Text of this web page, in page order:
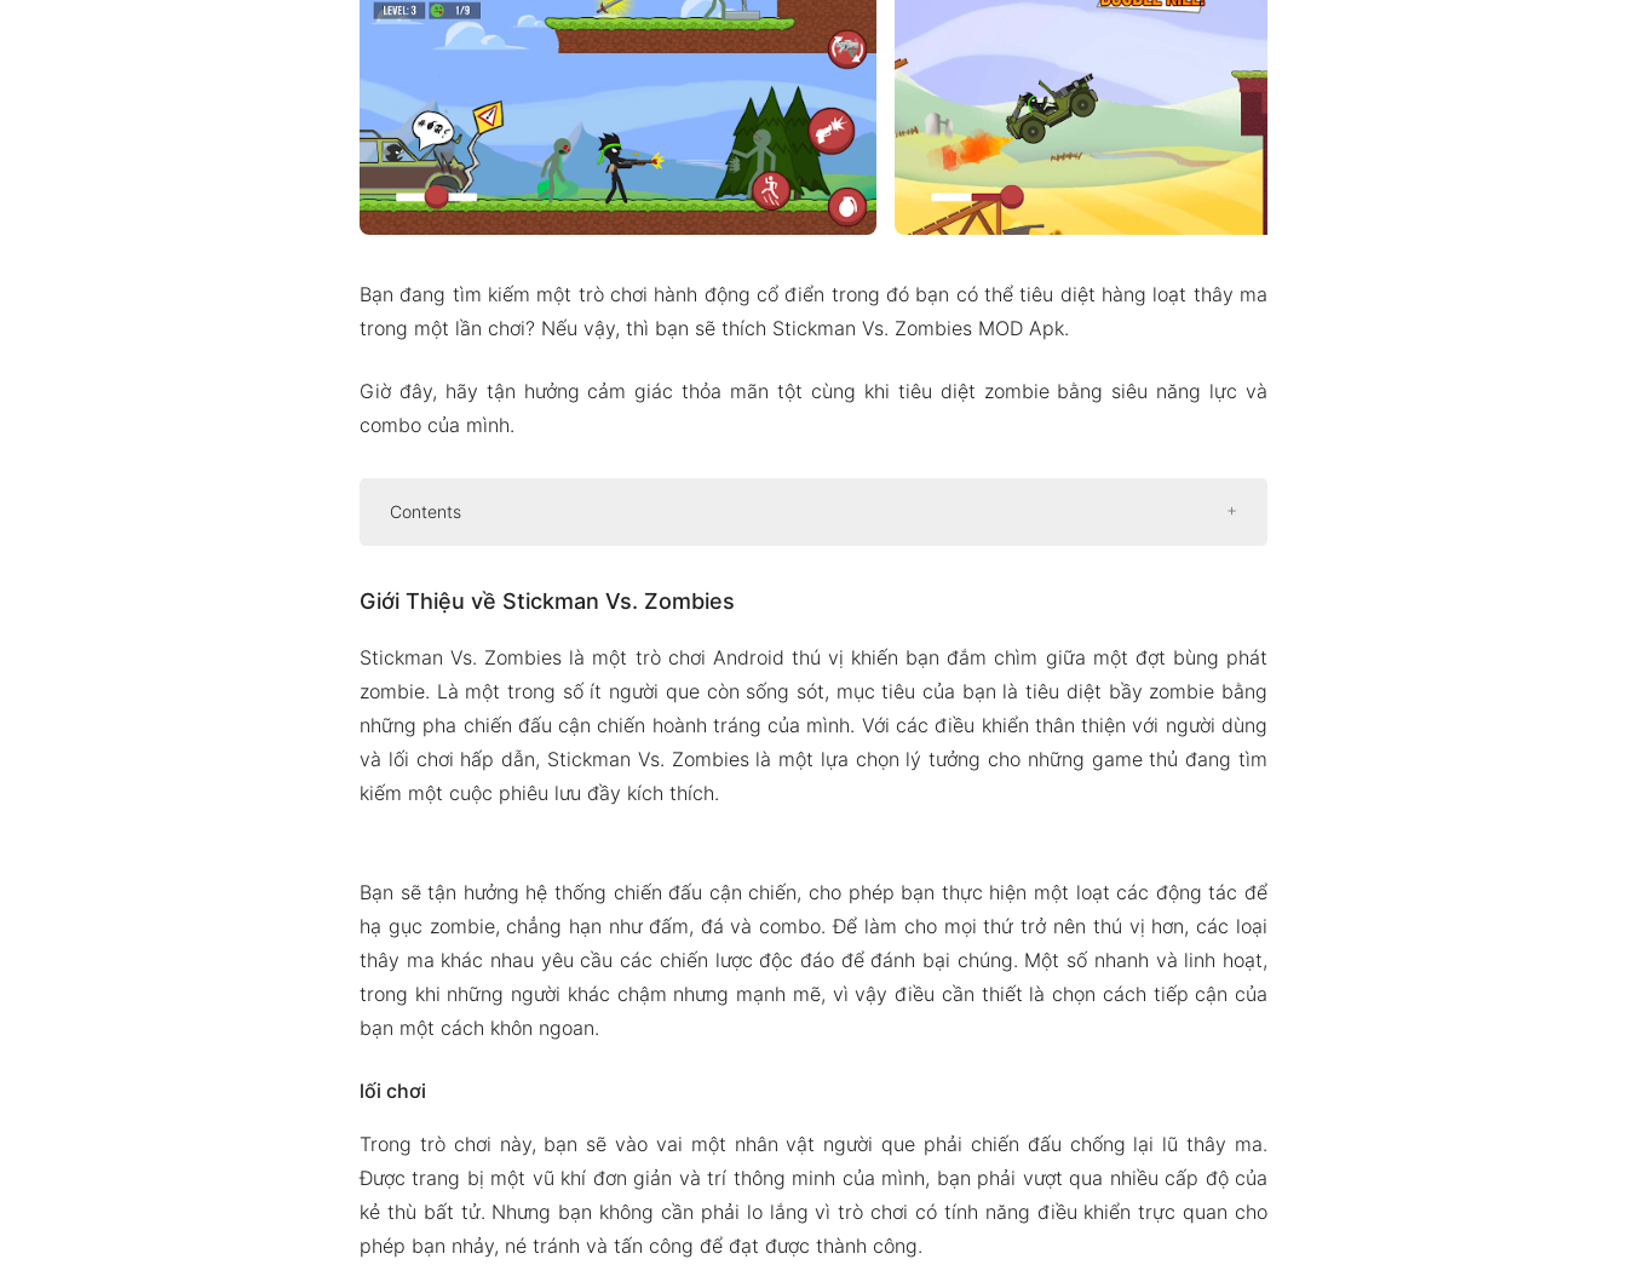
Bạn đang tìm kiếm một trò chơi hành động cổ điển trong đó bạn có thể tiêu diệt hàng loạt thây ma
trong một lần chơi? Nếu vậy, thì bạn sẽ thích Stickman Vs. Zombies MOD Apk.
Giờ đây, hãy tận hưởng cảm giác thỏa mãn tột cùng khi tiêu diệt zombie bằng siêu năng lực và
combo của mình.
Contents
lối chơi
Lưu tiến độ trực tuyến
Các loại Zombie khác nhau
Nhiều loại vũ khí và tăng sức mạnh
Phiên Bản APK Mod của Stickman Vs. Zombie
Giới Thiệu về Stickman Vs. Zombies
Stickman Vs. Zombies là một trò chơi Android thú vị khiến bạn đắm chìm giữa một đợt bùng phát
zombie. Là một trong số ít người que còn sống sót, mục tiêu của bạn là tiêu diệt bầy zombie bằng
những pha chiến đấu cận chiến hoành tráng của mình. Với các điều khiển thân thiện với người dùng
và lối chơi hấp dẫn, Stickman Vs. Zombies là một lựa chọn lý tưởng cho những game thủ đang tìm
kiếm một cuộc phiêu lưu đầy kích thích.
Bạn sẽ tận hưởng hệ thống chiến đấu cận chiến, cho phép bạn thực hiện một loạt các động tác để
hạ gục zombie, chẳng hạn như đấm, đá và combo. Để làm cho mọi thứ trở nên thú vị hơn, các loại
thây ma khác nhau yêu cầu các chiến lược độc đáo để đánh bại chúng. Một số nhanh và linh hoạt,
trong khi những người khác chậm nhưng mạnh mẽ, vì vậy điều cần thiết là chọn cách tiếp cận của
bạn một cách khôn ngoan.
lối chơi
Trong trò chơi này, bạn sẽ vào vai một nhân vật người que phải chiến đấu chống lại lũ thây ma.
Được trang bị một vũ khí đơn giản và trí thông minh của mình, bạn phải vượt qua nhiều cấp độ của
kẻ thù bất tử. Nhưng bạn không cần phải lo lắng vì trò chơi có tính năng điều khiển trực quan cho
phép bạn nhảy, né tránh và tấn công để đạt được thành công.